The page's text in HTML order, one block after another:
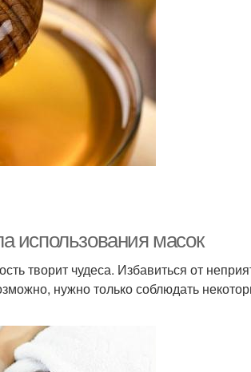
использования масок
творит чудеса. Избавиться от
нужно только соблюдать